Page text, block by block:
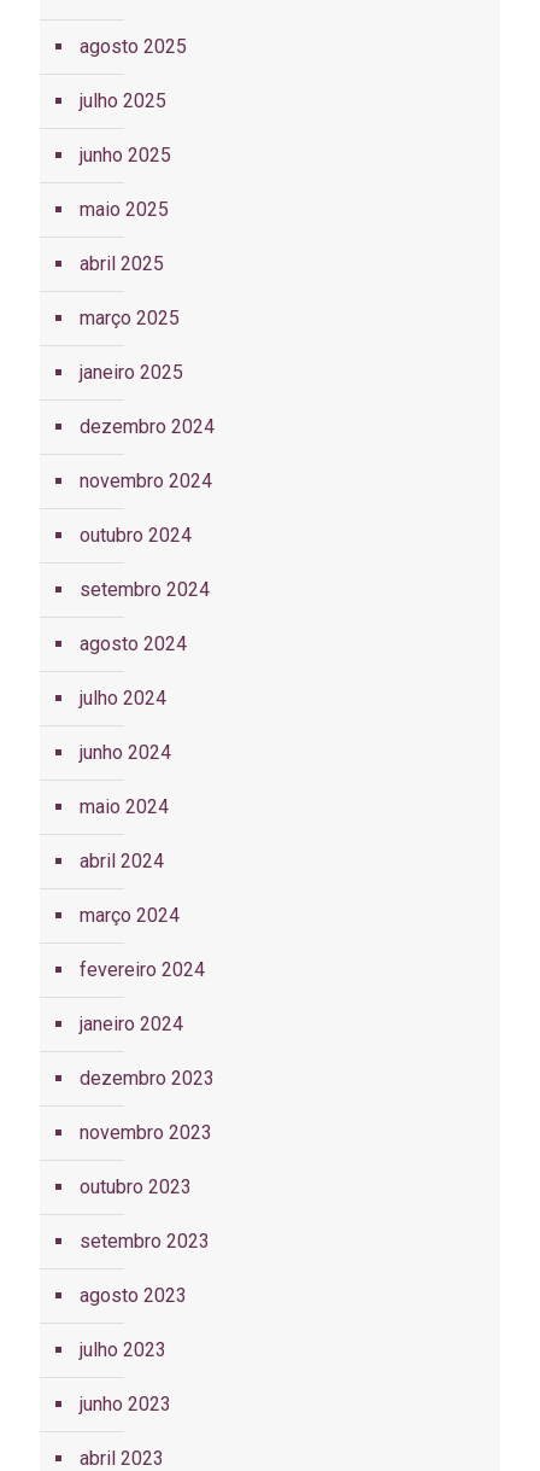
agosto 2025
julho 2025
junho 2025
maio 2025
abril 2025
março 2025
janeiro 2025
dezembro 2024
novembro 2024
outubro 2024
setembro 2024
agosto 2024
julho 2024
junho 2024
maio 2024
abril 2024
março 2024
fevereiro 2024
janeiro 2024
dezembro 2023
novembro 2023
outubro 2023
setembro 2023
agosto 2023
julho 2023
junho 2023
abril 2023